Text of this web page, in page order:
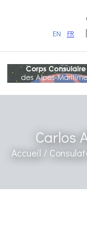
EN
FR
Carlos
Accueil /